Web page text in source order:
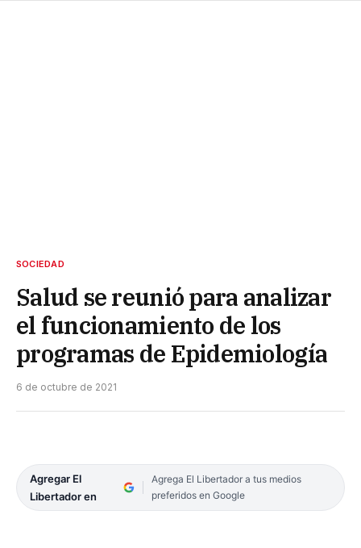
SOCIEDAD
Salud se reunió para analizar
el funcionamiento de los
programas de Epidemiología
6 de octubre de 2021
Agregar El
Libertador en
Agrega El Libertador a tus medios
preferidos en Google